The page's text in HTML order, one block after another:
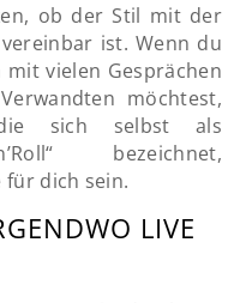
ob der Stil mit der
ist. Wenn du
mit vielen Gesprächen
möchtest,
sich selbst als
bezeichnet,
für dich sein.
LIVE